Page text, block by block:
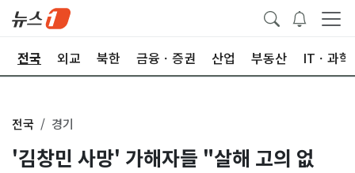
전국 외교 북한 금융ㆍ증권 산업 부동산 ITㆍ과학
전국 경기
'김창민 사망' 가해자들 "살해 고의 없